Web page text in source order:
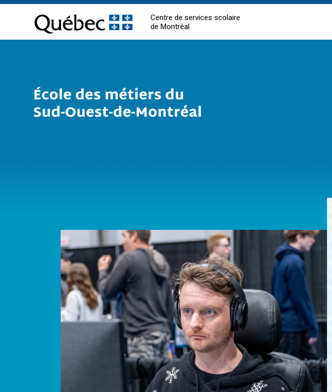
Centre de services scolaire
de Montréal